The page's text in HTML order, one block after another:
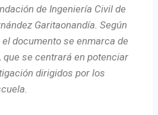
de Ingeniería Civil de
Garitaonandía. Según
documento se enmarca de
que se centrará en potenciar
dirigidos por los